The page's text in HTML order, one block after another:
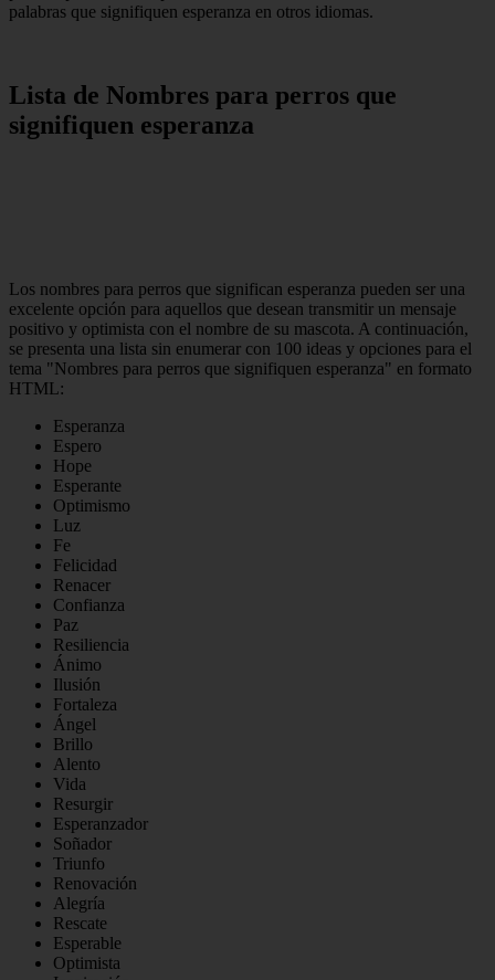
palabras que signifiquen esperanza en otros idiomas.
Lista de Nombres para perros que
signifiquen esperanza
Los nombres para perros que significan esperanza pueden ser una
excelente opción para aquellos que desean transmitir un mensaje
positivo y optimista con el nombre de su mascota. A continuación,
se presenta una lista sin enumerar con 100 ideas y opciones para el
tema "Nombres para perros que signifiquen esperanza" en formato
HTML:
Esperanza
Espero
Hope
Esperante
Optimismo
Luz
Fe
Felicidad
Renacer
Confianza
Paz
Resiliencia
Ánimo
Ilusión
Fortaleza
Ángel
Brillo
Alento
Vida
Resurgir
Esperanzador
Soñador
Triunfo
Renovación
Alegría
Rescate
Esperable
Optimista